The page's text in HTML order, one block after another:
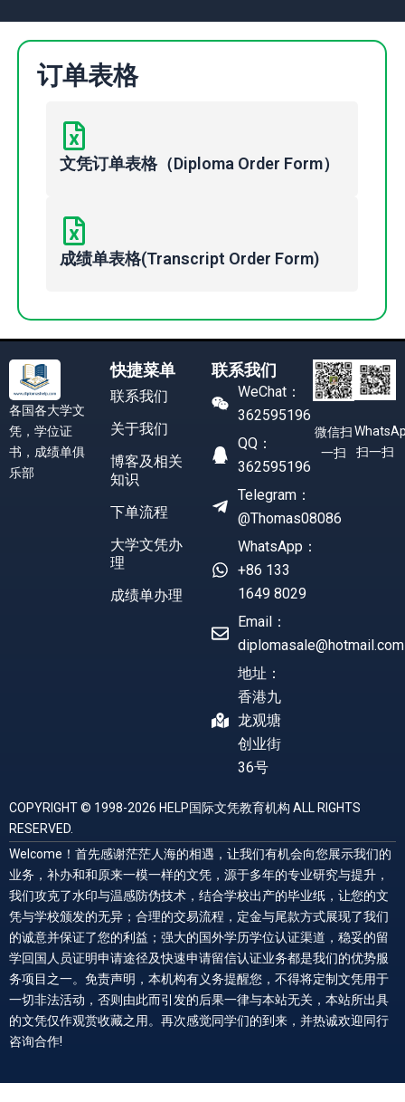
订单表格
文凭订单表格（Diploma Order Form）
成绩单表格(Transcript Order Form)
各国各大学文
凭，学位证
书，成绩单俱
乐部
快捷菜单
联系我们
关于我们
博客及相关
知识
下单流程
大学文凭办
理
成绩单办理
联系我们
WeChat：
362595196
QQ：
362595196
Telegram：
@Thomas08086
WhatsApp：
+86 133
1649 8029
Email：
diplomasale@hotmail.com
地址：
香港九
龙观塘
创业街
36号
微信扫
一扫
扫一扫
COPYRIGHT © 1998-2026 HELP国际文凭教育机构 ALL RIGHTS
RESERVED.
Welcome！首先感谢茫茫人海的相遇，让我们有机会向您展示我们的
业务，补办和和原来一模一样的文凭，源于多年的专业研究与提升，
我们攻克了水印与温感防伪技术，结合学校出产的毕业纸，让您的文
凭与学校颁发的无异；合理的交易流程，定金与尾款方式展现了我们
的诚意并保证了您的利益；强大的国外学历学位认证渠道，稳妥的留
学回国人员证明申请途径及快速申请留信认证业务都是我们的优势服
务项目之一。免责声明，本机构有义务提醒您，不得将定制文凭用于
一切非法活动，否则由此而引发的后果一律与本站无关，本站所出具
的文凭仅作观赏收藏之用。再次感觉同学们的到来，并热诚欢迎同行
咨询合作!